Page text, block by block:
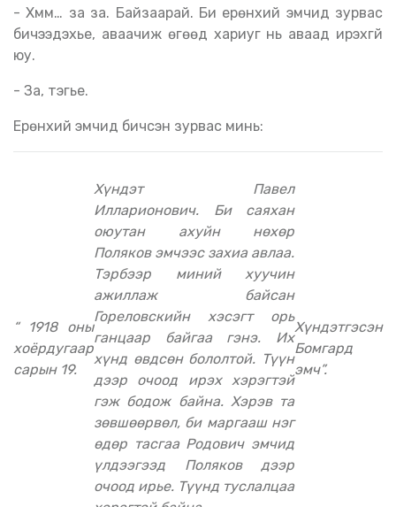
- Хмм… за за. Байзаарай. Би ерөнхий эмчид зурвас
бичээдэхье, аваачиж өгөөд хариуг нь аваад ирэхгүй
юу.
- За, тэгье.
Ерөнхий эмчид бичсэн зурвас минь:
“ 1918 оны
хоёрдугаар
сарын 19.
Хүндэт Павел
Илларионович. Би саяхан
оюутан ахуйн нөхөр
Поляков эмчээс захиа авлаа.
Тэрбээр миний хуучин
ажиллаж байсан
Гореловскийн хэсэгт орь
ганцаар байгаа гэнэ. Их
хүнд өвдсөн бололтой. Түүн
дээр очоод ирэх хэрэгтэй
гэж бодож байна. Хэрэв та
зөвшөөрвөл, би маргааш нэг
өдөр тасгаа Родович эмчид
үлдээгээд Поляков дээр
очоод ирье. Түүнд туслалцаа
Хүндэтгэсэн
Бомгард
эмч”.